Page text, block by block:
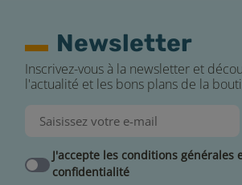
des risques liés au tabac.
Newsletter
Inscrivez-vous à la newsletter et
l'actualité et les bons plans de la
J'accepte les conditions générales
confidentialité